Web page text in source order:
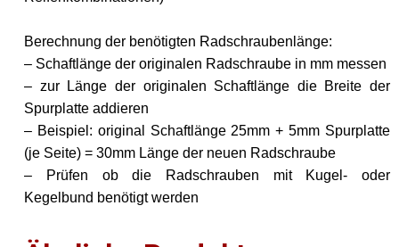
Berechnung der benötigten Radschraubenlänge:
– Schaftlänge der originalen Radschraube in mm messen
– zur Länge der originalen Schaftlänge die Breite der
Spurplatte addieren
– Beispiel: original Schaftlänge 25mm + 5mm Spurplatte
(je Seite) = 30mm Länge der neuen Radschraube
– Prüfen ob die Radschrauben mit Kugel- oder
Kegelbund benötigt werden